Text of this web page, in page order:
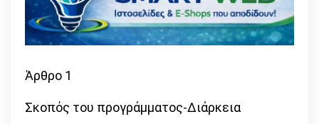
Άρθρο 1
Σκοπός του προγράμματος-Διάρκεια